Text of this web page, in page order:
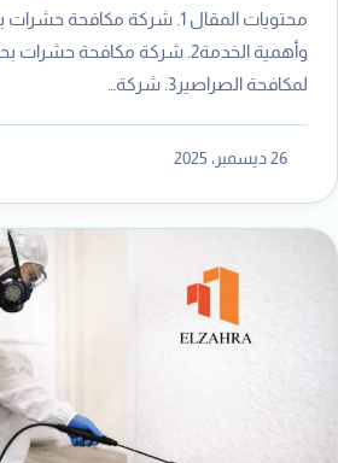
محتويات المقال 1. شركة
وأهمية الخدمة2. شركة مكافحة
لمكافحة الصراصير3. شركة…
26 ديسمبر، 2025